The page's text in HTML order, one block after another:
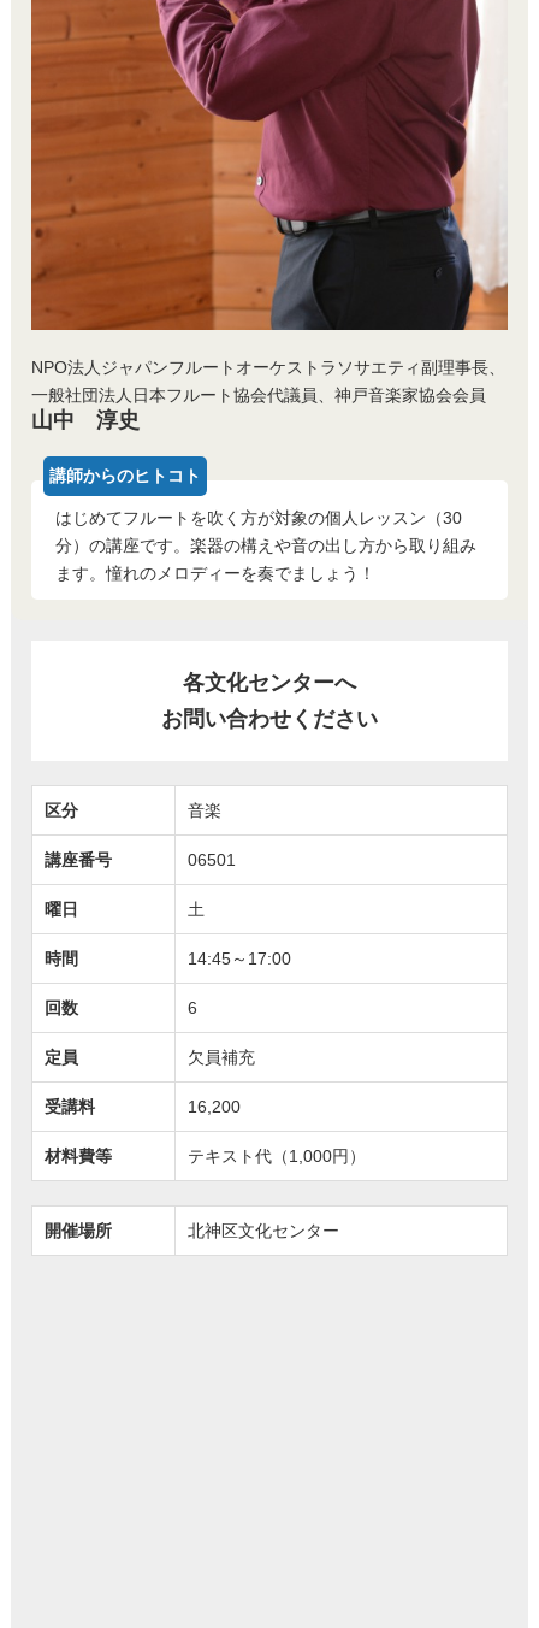
NPO法人ジャパンフルートオーケストラソサエティ副理事長、
一般社団法人日本フルート協会代議員、神戸音楽家協会会員
山中 淳史
はじめてフルートを吹く方が対象の個人レッスン（30
分）の講座です。楽器の構えや音の出し方から取り組み
ます。憧れのメロディーを奏でましょう！
各文化センターへ
お問い合わせください
区分 音楽
講座番号 06501
曜日 土
時間 14:45～17:00
回数 6
定員 欠員補充
受講料 16,200
材料費等 テキスト代（1,000円）
開催場所 北神区文化センター